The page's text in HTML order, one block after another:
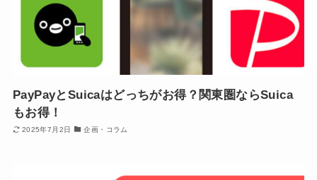
PayPayとSuicaはどっちがお得？関東圏ならSuica
もお得！
2025年7月2日 企画・コラム